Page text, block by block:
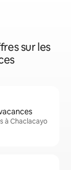
sur les
à Chaclacayo